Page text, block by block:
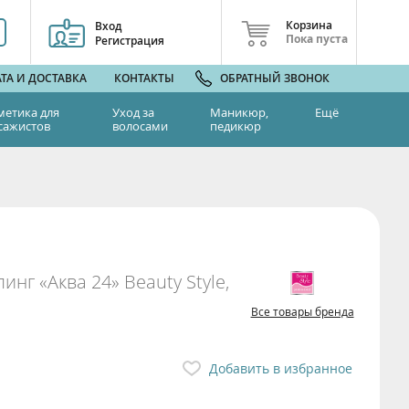
Вход
Регистрация
Корзина
Пока пуста
И ДОСТАВКА КОНТАКТЫ ОБРАТНЫЙ ЗВОНОК
для
Уход за
волосами
Маникюр,
педикюр
Ещё
«Аква 24» Beauty Style,
Все товары бренда
Добавить в избранное